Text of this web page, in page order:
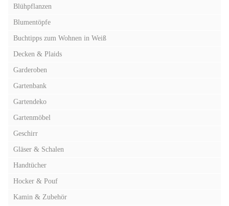
Blühpflanzen
Blumentöpfe
Buchtipps zum Wohnen in Weiß
Decken & Plaids
Garderoben
Gartenbank
Gartendeko
Gartenmöbel
Geschirr
Gläser & Schalen
Handtücher
Hocker & Pouf
Kamin & Zubehör